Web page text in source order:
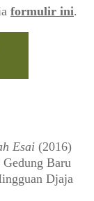
formulir ini.
Esai (2016)
Gedung Baru
Djaja